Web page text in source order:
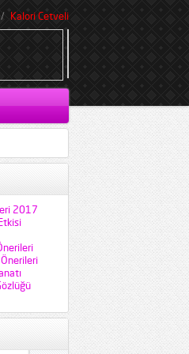
Kalori Cetveli
2017